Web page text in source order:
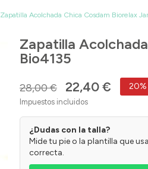
Zapatilla Acolchada Chica Cosdam Biorelax
Zapatilla
Bio4135
28,00 € 22,40 € 20%
Impuestos incluidos
¿Dudas con la talla?
Mide tu pie o la plantilla que
correcta.